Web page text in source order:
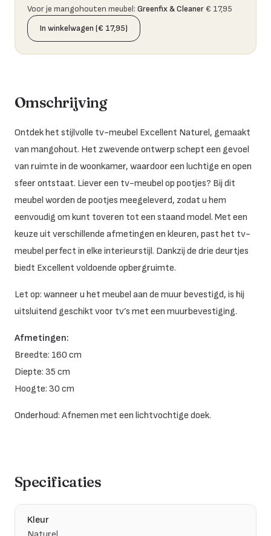
Voor je mangohouten meubel: Greenfix & Cleaner€ 17,95
In winkelwagen (€ 17,95)
Omschrijving
Ontdek het stijlvolle tv-meubel Excellent Naturel, gemaakt
van mangohout. Het zwevende ontwerp schept een gevoel
van ruimte in de woonkamer, waardoor een luchtige en open
sfeer ontstaat. Liever een tv-meubel op pootjes? Bij dit
meubel worden de pootjes meegeleverd, zodat u hem
eenvoudig om kunt toveren tot een staand model. Met een
keuze uit verschillende afmetingen en kleuren, past het tv-
meubel perfect in elke interieurstijl. Dankzij de drie deurtjes
biedt Excellent voldoende opbergruimte.
Let op: wanneer u het meubel aan de muur bevestigd, is hij
uitsluitend geschikt voor tv’s met een muurbevestiging.
Afmetingen:
Breedte: 160 cm
Diepte: 35 cm
Hoogte: 30 cm
Onderhoud: Afnemen met een lichtvochtige doek.
Specificaties
Kleur